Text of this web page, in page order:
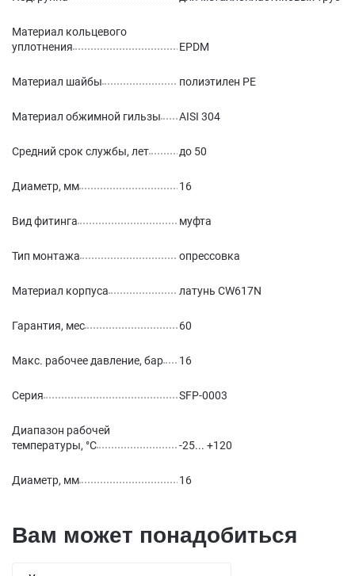
Материал кольцевого
уплотнения
EPDM
Материал шайбы полиэтилен РЕ
Материал обжимной гильзы AISI 304
Средний срок службы, лет до 50
Диаметр, мм 16
Вид фитинга муфта
Тип монтажа опрессовка
Материал корпуса латунь CW617N
Гарантия, мес 60
Макс. рабочее давление, бар 16
Серия SFP-0003
Диапазон рабочей
температуры, °С
-25... +120
Диаметр, мм 16
Вам может понадобиться